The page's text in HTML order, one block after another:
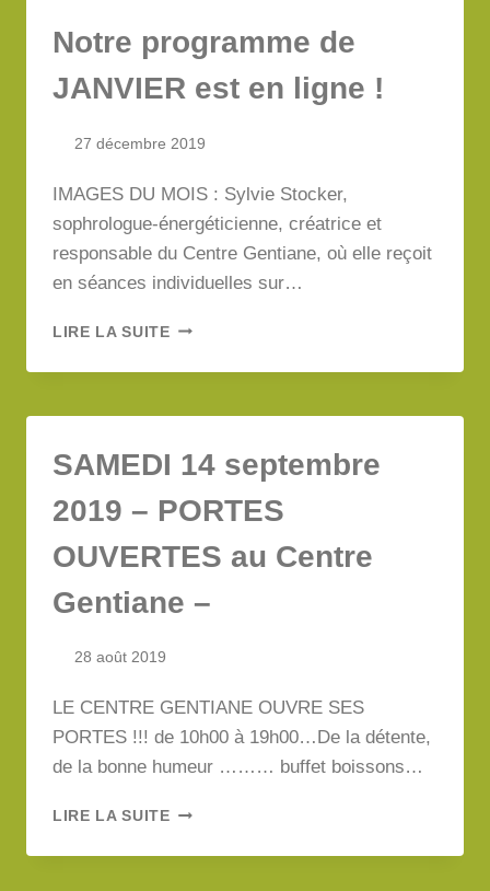
BIEN…
Notre programme de
JANVIER est en ligne !
27 décembre 2019
IMAGES DU MOIS : Sylvie Stocker,
sophrologue-énergéticienne, créatrice et
responsable du Centre Gentiane, où elle reçoit
en séances individuelles sur…
LIRE LA SUITENOTRE
DE
EST
LIGNE
SAMEDI 14 septembre
2019 – PORTES
OUVERTES au Centre
Gentiane –
28 août 2019
LE CENTRE GENTIANE OUVRE SES
PORTES !!! de 10h00 à 19h00…De la détente,
de la bonne humeur ……… buffet boissons…
LIRE LA SUITESAMEDI
SEPTEMBRE